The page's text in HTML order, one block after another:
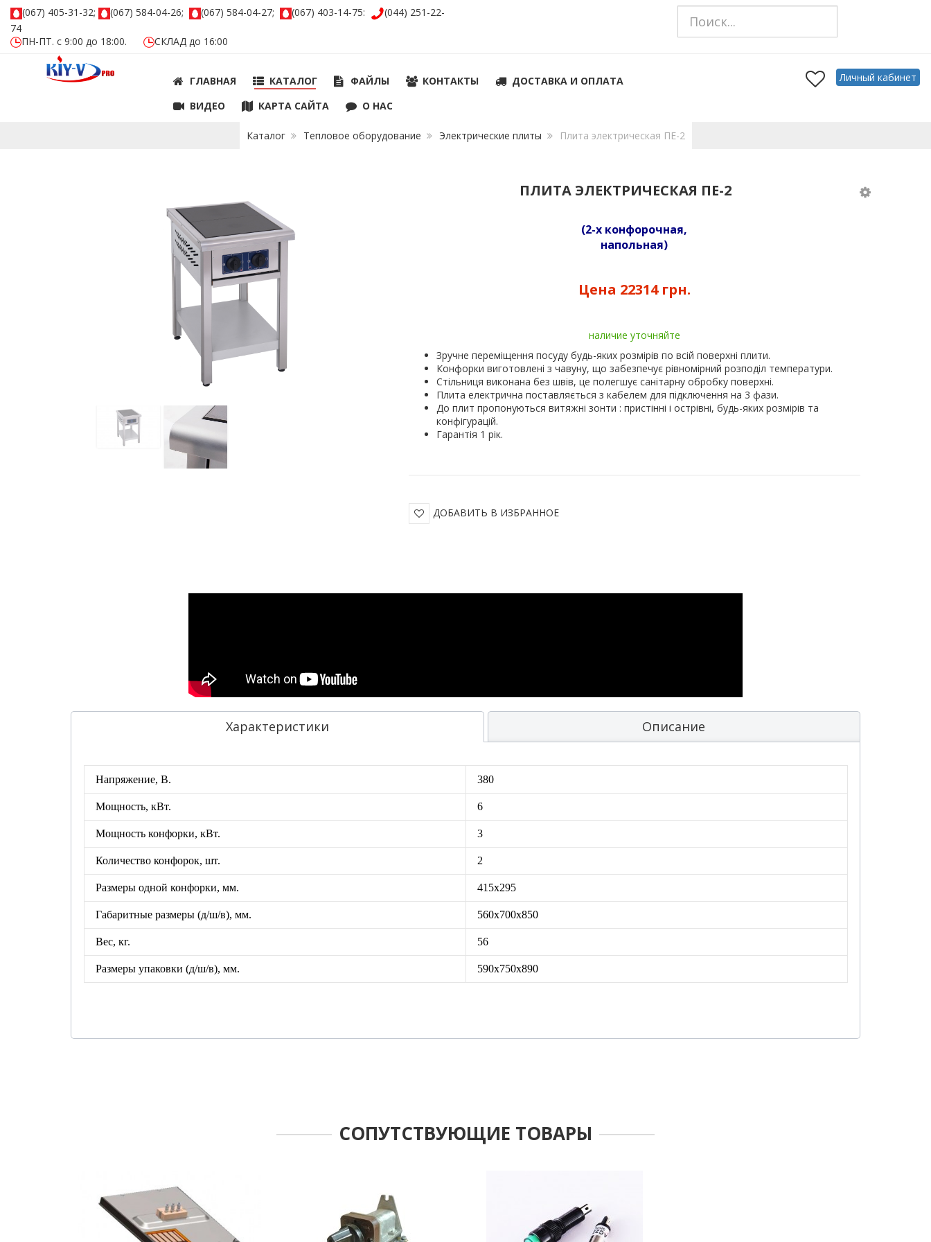
(067) 405-31-32; (067) 584-04-26; (067) 584-04-27; (067) 403-14-75:
(044) 251-22-
74
ПН-ПТ. с 9:00 до 18:00.
СКЛАД до 16:00
ГЛАВНАЯ КАТАЛОГ ФАЙЛЫ КОНТАКТЫ
ДОСТАВКА И ОПЛАТА
ВИДЕО
КАРТА САЙТА О НАС
Личный кабинет
Каталог Тепловое оборудование Электрические плиты Плита электрическая ПЕ-2
ПЛИТА ЭЛЕКТРИЧЕСКАЯ ПЕ-2
(2-х конфорочная,
напольная)
Цена 22314 грн.
наличие уточняйте
Зручне переміщення посуду будь-яких розмірів по всій поверхні плити.
Конфорки виготовлені з чавуну, що забезпечує рівномірний розподіл температури.
Стільниця виконана без швів, це полегшує санітарну обробку поверхні.
Плита електрична поставляється з кабелем для підключення на 3 фази.
До плит пропонуються витяжні зонти : пристінні і острівні, будь-яких розмірів та
конфігурацій.
Гарантія 1 рік.
ДОБАВИТЬ В ИЗБРАННОЕ
Характеристики Описание
Напряжение, В. 380
Мощность, кВт. 6
Мощность конфорки, кВт. 3
Количество конфорок, шт. 2
Размеры одной конфорки, мм. 415х295
Габаритные размеры (д/ш/в), мм. 560х700х850
Вес, кг. 56
Размеры упаковки (д/ш/в), мм. 590х750х890
СОПУТСТВУЮЩИЕ ТОВАРЫ